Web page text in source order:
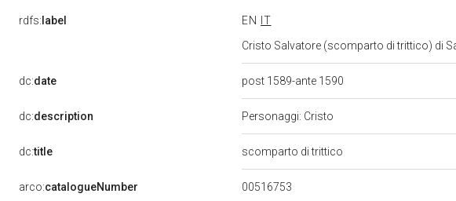
rdfs: label EN
IT
Cristo Salvatore (scomparto di trittico) di
dc:date post 1589-ante 1590
dc:description Personaggi: Cristo
dc:title scomparto di trittico
arco:catalogueNumber 00516753